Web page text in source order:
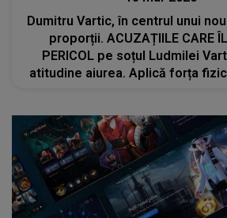
Dumitru Vartic, în centrul unui nou scandal de
proporții. ACUZAȚIILE CARE
PERICOL pe soțul Ludmilei
atitudine aiurea. Aplică forța